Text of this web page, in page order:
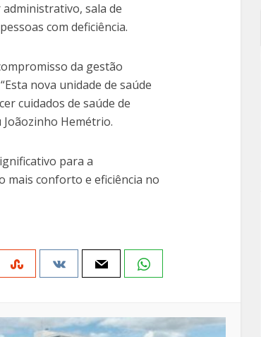
sala de
com deficiência.
da gestão
nova unidade de saúde
cuidados de saúde de
Joãozinho Hemétrio.
para a
conforto e eficiência no